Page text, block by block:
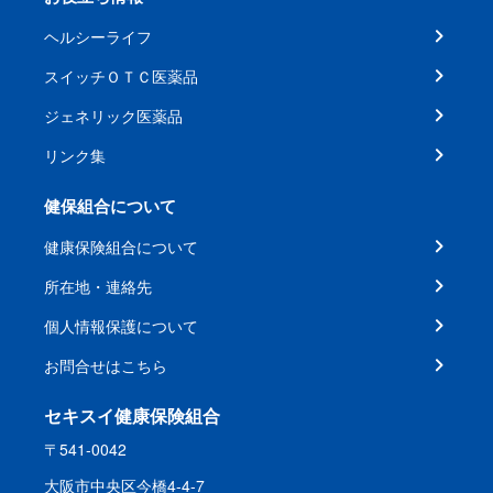
ヘルシーライフ
スイッチＯＴＣ医薬品
ジェネリック医薬品
リンク集
健保組合について
健康保険組合について
所在地・連絡先
個人情報保護について
お問合せはこちら
セキスイ健康保険組合
〒541-0042
大阪市中央区今橋4-4-7